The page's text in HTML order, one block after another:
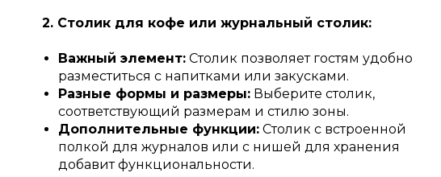
2. Столик для кофе или журнальный столик:
Важный элемент: Столик позволяет гостям удобно
разместиться с напитками или закусками.
Разные формы и размеры: Выберите столик,
соответствующий размерам и стилю зоны.
Дополнительные функции: Столик с встроенной
полкой для журналов или с нишей для хранения
добавит функциональности.